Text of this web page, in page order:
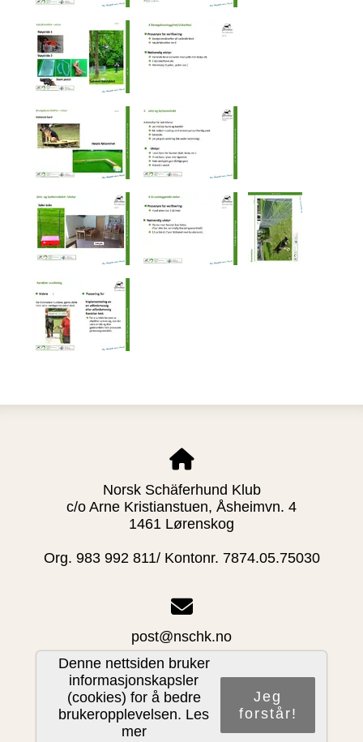
Norsk Schäferhund Klub
c/o Arne Kristianstuen, Åsheimvn. 4
1461 Lørenskog
Org. 983 992 811/ Kontonr. 7874.05.75030
post@nschk.no
Del nettside
Denne nettsiden bruker
informasjonskapsler
(cookies) for å bedre
brukeropplevelsen. Les
mer
Jeg
forstår!